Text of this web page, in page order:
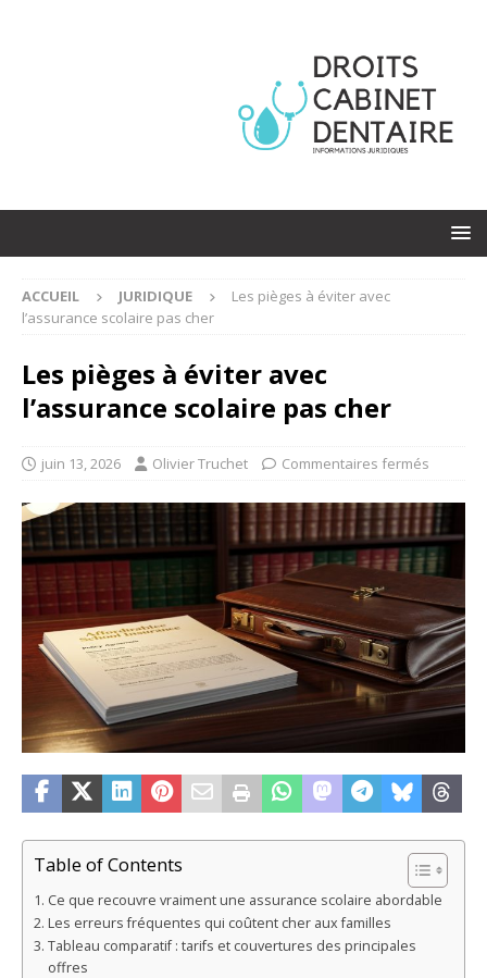
ACCUEIL JURIDIQUE
Les pièges à éviter avec
l’assurance scolaire pas cher
Les pièges à éviter avec
l’assurance scolaire pas cher
juin 13, 2026 Olivier Truchet Commentaires fermés
Table of Contents
Ce que recouvre vraiment une assurance scolaire abordable
Les erreurs fréquentes qui coûtent cher aux familles
Tableau comparatif : tarifs et couvertures des principales
offres